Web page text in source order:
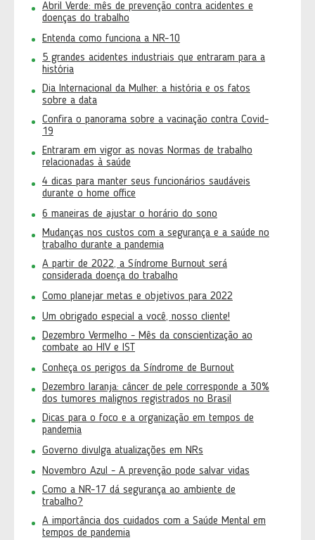
Abril Verde: mês de prevenção contra acidentes e
doenças do trabalho
Entenda como funciona a NR-10
5 grandes acidentes industriais que entraram para a
história
Dia Internacional da Mulher: a história e os fatos
sobre a data
Confira o panorama sobre a vacinação contra Covid-
19
Entraram em vigor as novas Normas de trabalho
relacionadas à saúde
4 dicas para manter seus funcionários saudáveis
durante o home office
6 maneiras de ajustar o horário do sono
Mudanças nos custos com a segurança e a saúde no
trabalho durante a pandemia
A partir de 2022, a Síndrome Burnout será
considerada doença do trabalho
Como planejar metas e objetivos para 2022
Um obrigado especial a você, nosso cliente!
Dezembro Vermelho - Mês da conscientização ao
combate ao HIV e IST
Conheça os perigos da Síndrome de Burnout
Dezembro laranja: câncer de pele corresponde a 30%
dos tumores malignos registrados no Brasil
Dicas para o foco e a organização em tempos de
pandemia
Governo divulga atualizações em NRs
Novembro Azul - A prevenção pode salvar vidas
Como a NR-17 dá segurança ao ambiente de
trabalho?
A importância dos cuidados com a Saúde Mental em
tempos de pandemia